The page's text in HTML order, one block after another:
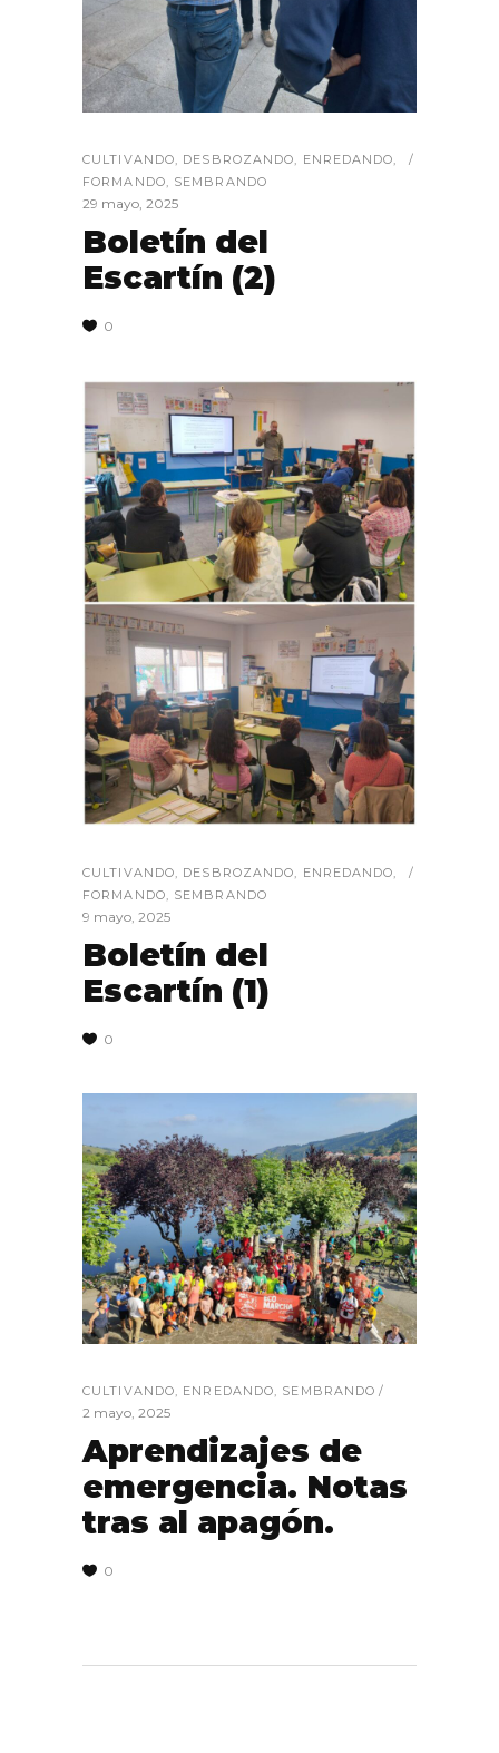
CULTIVANDO, DESBROZANDO, ENREDANDO,
FORMANDO, SEMBRANDO
29 mayo, 2025
Boletín del
Escartín (2)
0
CULTIVANDO, DESBROZANDO, ENREDANDO,
FORMANDO, SEMBRANDO
9 mayo, 2025
Boletín del
Escartín (1)
0
CULTIVANDO, ENREDANDO, SEMBRANDO
2 mayo, 2025
Aprendizajes de
emergencia. Notas
tras al apagón.
0